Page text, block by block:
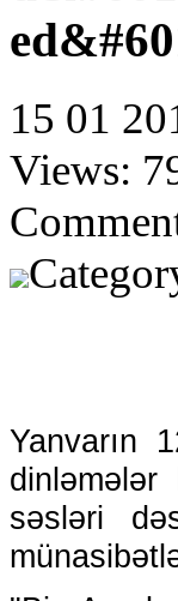
15 01
Views:
Yanvarın
səsləri